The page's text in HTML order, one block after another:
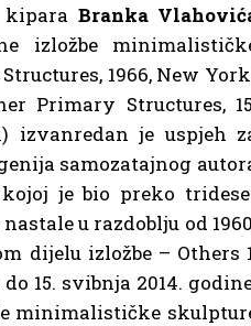
Branka
izložbe
1966, New
Primary Structures,
izvanredan je uspjeh
samozatajnog
je bio preko
u razdoblju od
dijelu izložbe – Others
15. svibnja 2014.
minimalističke